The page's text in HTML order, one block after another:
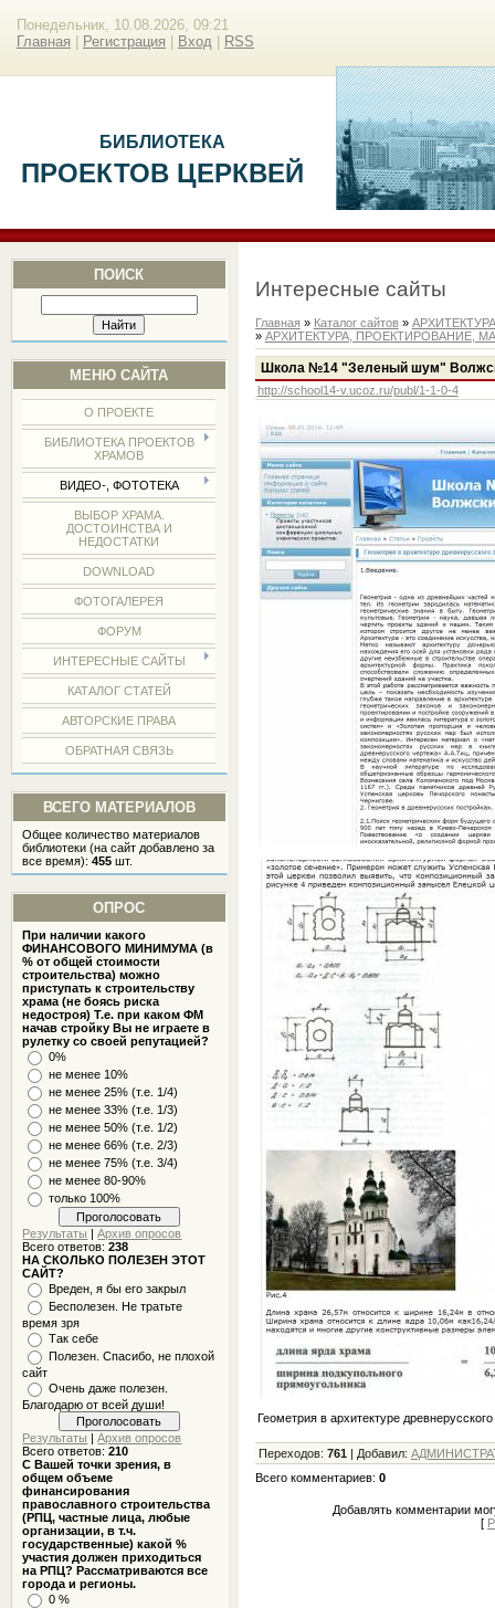
Понедельник, 10.08.2026, 09:21
Главная
Регистрация Вход RSS
БИБЛИОТЕКА
ПРОЕКТОВ ЦЕРКВЕЙ
ПОИСК
МЕНЮ САЙТА
О ПРОЕКТЕ
БИБЛИОТЕКА ПРОЕКТОВ
ХРАМОВ
ВИДЕО-, ФОТОТЕКА
ВЫБОР ХРАМА.
ДОСТОИНСТВА И
НЕДОСТАТКИ
DOWNLOAD
ФОТОГАЛЕРЕЯ
ФОРУМ
ИНТЕРЕСНЫЕ САЙТЫ
КАТАЛОГ СТАТЕЙ
АВТОРСКИЕ ПРАВА
ОБРАТНАЯ СВЯЗЬ
ВСЕГО МАТЕРИАЛОВ
Общее количество материалов
библиотеки (на сайт добавлено за
все время):455 шт.
ОПРОС
При наличии какого
ФИНАНСОВОГО МИНИМУМА (в
% от общей стоимости
строительства) можно
приступать к строительству
храма (не боясь риска
недостроя) Т.е. при каком ФМ
начав стройку Вы не играете в
рулетку со своей репутацией?
0%
не менее 10%
не менее 25% (т.е. 1/4)
не менее 33% (т.е. 1/3)
не менее 50% (т.е. 1/2)
не менее 66% (т.е. 2/3)
не менее 75% (т.е. 3/4)
не менее 80-90%
только 100%
Результаты |Архив опросов
Всего ответов:238
НА СКОЛЬКО ПОЛЕЗЕН ЭТОТ
САЙТ?
Вреден, я бы его закрыл
Бесполезен. Не тратьте
время зря
Так себе
Полезен. Спасибо, не плохой
сайт
Очень даже полезен.
Благодарю от всей души!
Результаты |Архив опросов
Всего ответов:210
С Вашей точки зрения, в
общем объеме
финансирования
православного строительства
(РПЦ, частные лица, любые
организации, в т.ч.
государственные) какой %
участия должен приходиться
на РПЦ? Рассматриваются все
города и регионы.
0 %
Интересные сайты
Главная » Каталог сайтов»
» АРХИТЕКТУРА, ПРОЕКТИРОВАНИЕ,
Школа №14 "Зеленый шум"
http://school14-v.ucoz.ru/publ/1-1-0-4
Геометрия в архитектуре
Переходов: 761| Добавил:
Всего комментариев: 0
Добавлять комментарии
[